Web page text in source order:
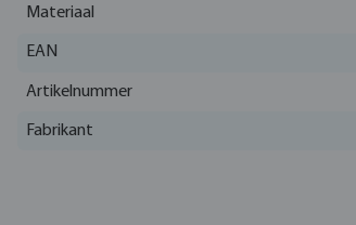
Materiaal
EAN
Artikelnummer
Fabrikant